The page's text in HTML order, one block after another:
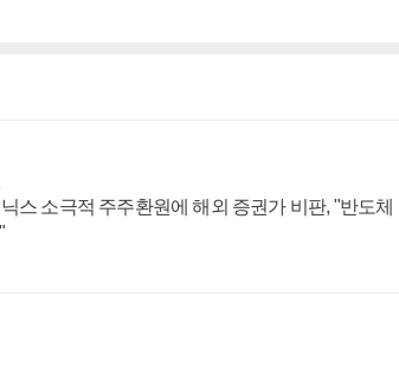
스 소극적 주주환원에 해외 증권가 비판, "반도체